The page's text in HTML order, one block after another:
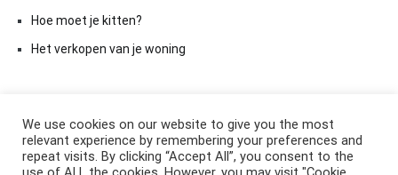
Hoe moet je kitten?
Het verkopen van je woning
We use cookies on our website to give you the most
relevant experience by remembering your preferences and
repeat visits. By clicking “Accept All”, you consent to the